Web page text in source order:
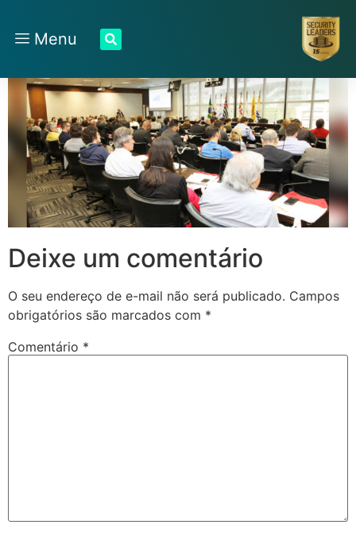
Menu
Deixe um comentário
O seu endereço de e-mail não será publicado. Campos
obrigatórios são marcados com *
Comentário *